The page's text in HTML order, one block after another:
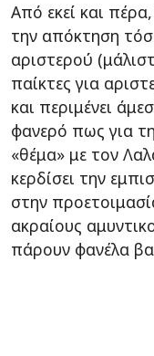
Από εκεί και
την απόκτηση
αριστερού
παίκτες για
και περιμένει
φανερό πως για
«θέμα» με τον
κερδίσει την
στην
ακραίους
πάρουν φανέλα